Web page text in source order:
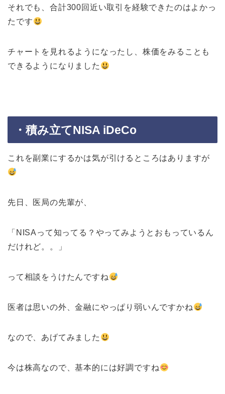
それでも、合計300回近い取引を経験できたのはよかっ
たです
チャートを見れるようになったし、株価をみることも
できるようになりました
・積み立てNISA iDeCo
これを副業にするかは気が引けるところはありますが
先日、医局の先輩が、
「NISAって知ってる？やってみようとおもっているん
だけれど。。」
って相談をうけたんですね
医者は思いの外、金融にやっぱり弱いんですかね
なので、あげてみました
今は株高なので、基本的には好調ですね